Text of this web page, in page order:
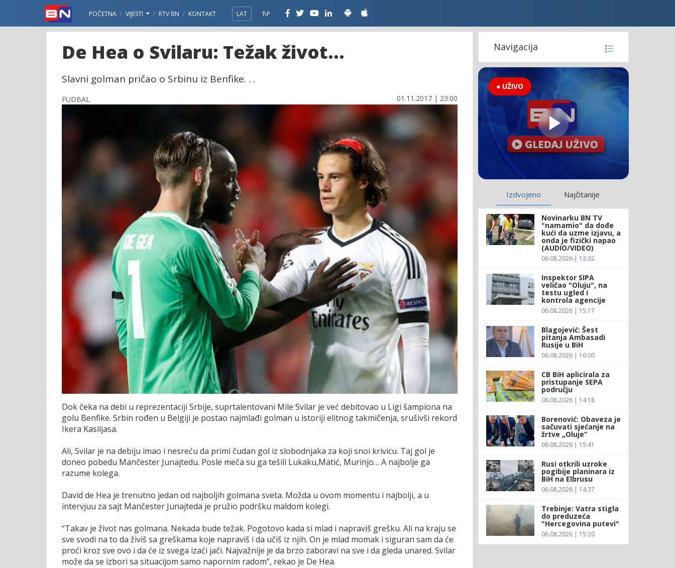
POČETNA VIJESTI RTV BN KONTAKT LAT ЋР
De Hea o Svilaru: Težak život…
Slavni golman pričao o Srbinu iz Benfike. . .
FUDBAL 01.11.2017 | 23:00
Dok čeka na debi u reprezentaciji Srbije, suprtalentovani Mile Svilar je već debitovao u Ligi šampiona na
golu Benfike. Srbin rođen u Belgiji je postao najmlađi golman u istoriji elitnog takmičenja, srušivši rekord
Ikera Kasiljasa.
Ali, Svilar je na debiju imao i nesreću da primi čudan gol iz slobodnjaka za koji snoi krivicu. Taj gol je
doneo pobedu Mančester Junajtedu. Posle meča su ga tešili Lukaku,Matić, Murinjo… A najbolje ga
razume kolega.
David de Hea je trenutno jedan od najboljih golmana sveta. Možda u ovom momentu i najbolji, a u
intervjuu za sajt Mančester Junajteda je pružio podršku maldom kolegi.
“Takav je život nas golmana. Nekada bude težak. Pogotovo kada si mlad i napraviš grešku. Ali na kraju se
sve svodi na to da živiš sa greškama koje napraviš i da učiš iz njih. On je mlad momak i siguran sam da će
proći kroz sve ovo i da će iz svega izaći jači. Najvažnije je da brzo zaboravi na sve i da gleda unared. Svilar
može da se izbori sa situacijom samo napornim radom”, rekao je De Hea.
Navigacija
● UŽIVO
Izdvojeno Najčitanije
Novinarku BN TV
"namamio" da dođe
kući da uzme izjavu, a
onda je fizički napao
(AUDIO/VIDEO)
06.08.2026 | 13:32
Inspektor SIPA
veličao "Oluju", na
testu ugled i
kontrola agencije
06.08.2026 | 15:17
Blagojević: Šest
pitanja Ambasadi
Rusije u BiH
06.08.2026 | 16:00
CB BiH aplicirala za
pristupanje SEPA
području
06.08.2026 | 14:18
Borenović: Obaveza je
sačuvati sjećanje na
žrtve „Oluje“
06.08.2026 | 15:41
Rusi otkrili uzroke
pogibije planinara iz
BiH na Elbrusu
06.08.2026 | 14:37
Trebinje: Vatra stigla
do preduzeća
"Hercegovina putevi"
06.08.2026 | 15:20